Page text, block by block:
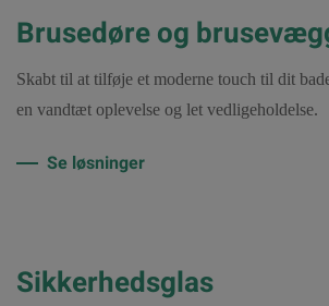
Brusedøre og
Skabt til at tilføje et moderne touch til dit
en vandtæt oplevelse og let vedligeholdelse.
Se løsninger
Sikkerhedsglas